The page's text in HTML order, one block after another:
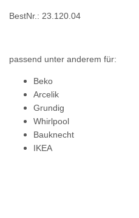
BestNr.: 23.120.04
passend unter anderem für:
Beko
Arcelik
Grundig
Whirlpool
Bauknecht
IKEA